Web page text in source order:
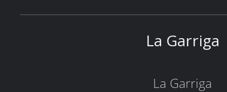
La Garriga
La Garriga